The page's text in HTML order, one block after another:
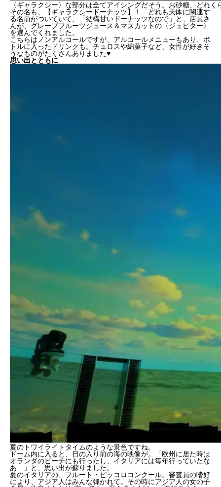
〈ギャラクシー〉な部分は全てアイシングだそう。お砂糖、どれ
その名も、【ギャラクシードーナッツ】！ どれも天体に関連す
る名前がついていて、「結構甘いドーナッツなので」と、店員さ
んが、グレープフルーツジュース＆マスカットの〈ジュピター〉
を選んでくれました。
こちらはノンアルコールですが、アルコールメニューもあり、ボ
トルに入ったドリンクも。チュロスや綿菓子など、女性が好きそ
うなものがたくさんありました♥️
思い出とともに
夏のトワイライトタイムのような景色ですね。
ドーム内に入ると、日の入り前の海の映像が。「欧州に居た時は
オランダのビーチにも行ったし、イタリアには毎年行っていたな
あ…」と、思い出が蘇りました。
夏のイタリアの、フルート・ピッコロコンクール。審査員の嗜好
により、アジア人はみんな弾かれて。その時にアジア人の女の子